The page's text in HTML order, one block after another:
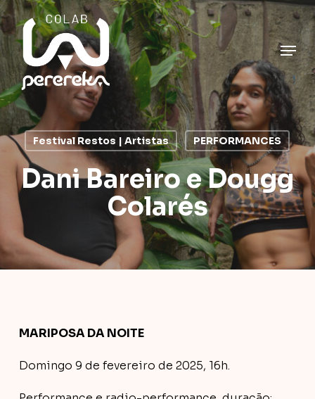
Skip
to
main
content
Menu
Festival Restos | Artistas PERFORMANCES
Dani Bareiro e Dougg
Colarés
MARIPOSA DA NOITE
Domingo 9 de fevereiro de 2025, 16h.
Close
Menu